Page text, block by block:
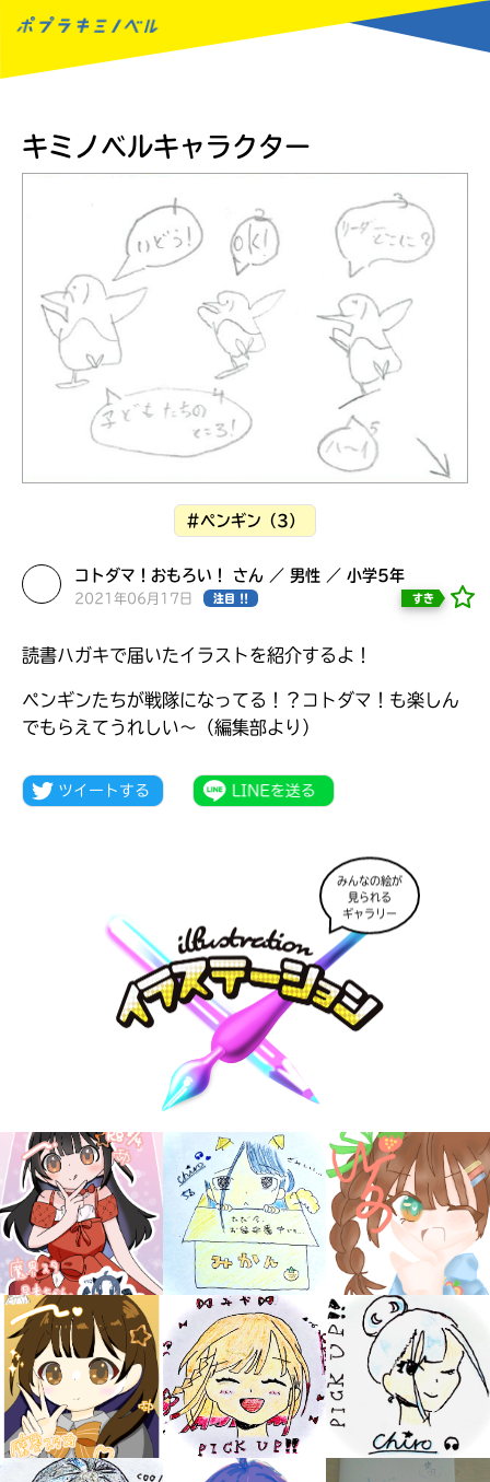
本を飛び出して
みんなとおしゃべり
できる掲示板
大人気
シリーズに
出会える
キミノベルキャラクター
#ペンギン（3）
コトダマ！おもろい！ さん ／ 男性 ／ 小学5年
2021年06月17日 注目 !! すき
読書ハガキで届いたイラストを紹介するよ！
ペンギンたちが戦隊になってる！？コトダマ！も楽しん
でもらえてうれしい～（編集部より）
みんなの絵が
見られる
ギャラリー